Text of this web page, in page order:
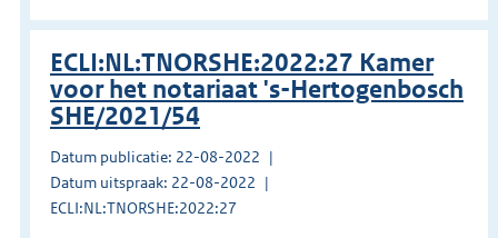
ECLI:NL:TNORSHE:2022:27 Kamer
voor het notariaat 's-Hertogenbosch
SHE/2021/54
Datum publicatie: 22-08-2022
Datum uitspraak: 22-08-2022
ECLI:NL:TNORSHE:2022:27